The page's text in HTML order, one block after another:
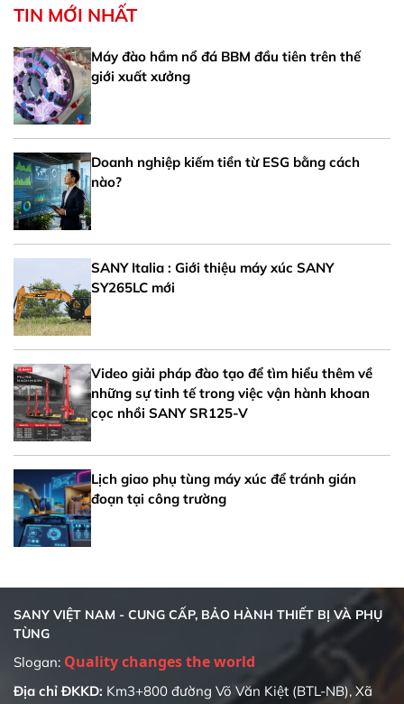
TIN MỚI NHẤT
Máy đào hầm nổ đá BBM đầu tiên trên thế
giới xuất xưởng
Doanh nghiệp kiếm tiền từ ESG bằng cách
nào?
SANY Italia : Giới thiệu máy xúc SANY
SY265LC mới
Video giải pháp đào tạo để tìm hiểu thêm về
những sự tinh tế trong việc vận hành khoan
cọc nhồi SANY SR125-V
Lịch giao phụ tùng máy xúc để tránh gián
đoạn tại công trường
SANY VIỆT NAM - CUNG CẤP, BẢO HÀNH THIẾT BỊ VÀ PHỤ
TÙNG
Slogan: Quality changes the world
Địa chỉ ĐKKD: Km3+800 đường Võ Văn Kiệt (BTL-NB), Xã